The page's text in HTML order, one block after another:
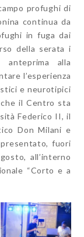
profughi di
continua da
in fuga dai
della serata i
alla
l’esperienza
e neurotipici
il Centro sta
Federico II, il
Don Milani e
fuori
all’interno
“Corto e a